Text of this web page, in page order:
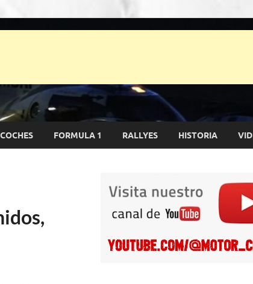
FORMULA 1 RALLYES HISTORIA